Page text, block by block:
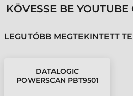
KÖVESSE BE
LEGUTÓBB MEGTEKINTETT
DATALOGIC
POWERSCAN PBT9501